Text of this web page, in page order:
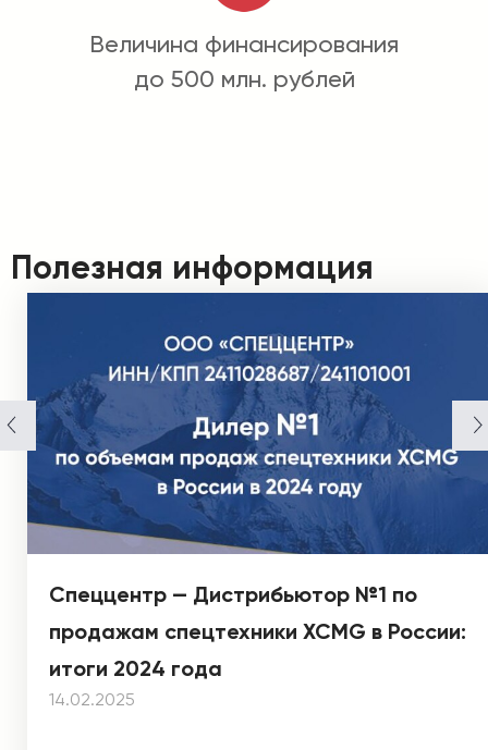
Величина финансирования
до 500 млн. рублей
Полезная информация
Спеццентр — Дистрибьютор №1 по
продажам спецтехники XCMG в России:
итоги 2024 года
14.02.2025